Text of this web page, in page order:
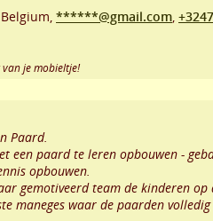
Belgium, ******@gmail.com,
je mobieltje!
Paard.
een paard te leren opbouwen -
opbouwen.
gemotiveerd team de kinderen
maneges waar de paarden